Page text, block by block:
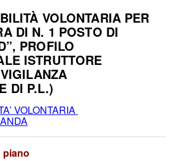
VOLONTARIA PER
DI N. 1 POSTO DI
PROFILO
ISTRUTTORE
DI P.L.)
VOLONTARIA
piano